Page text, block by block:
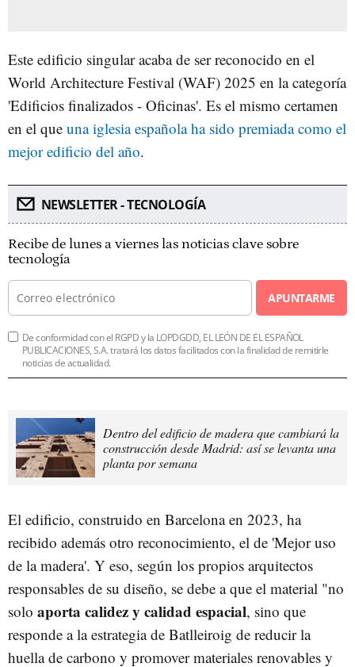
Este edificio singular acaba de ser reconocido en el
World Architecture Festival (WAF) 2025 en la categoría
'Edificios finalizados - Oficinas'. Es el mismo certamen
en el que una iglesia española ha sido premiada como el
mejor edificio del año.
NEWSLETTER - TECNOLOGÍA
Recibe de lunes a viernes las noticias clave sobre
tecnología
APUNTARME
De conformidad con el RGPD y la LOPDGDD, EL LEÓN DE EL ESPAÑOL
PUBLICACIONES, S.A. tratará los datos facilitados con la finalidad de remitirle
noticias de actualidad.
Dentro del edificio de madera que cambiará la
construcción desde Madrid: así se levanta una
planta por semana
El edificio, construido en Barcelona en 2023, ha
recibido además otro reconocimiento, el de 'Mejor uso
de la madera'. Y eso, según los propios arquitectos
responsables de su diseño, se debe a que el material "no
solo aporta calidez y calidad espacial, sino que
responde a la estrategia de Batlleiroig de reducir la
huella de carbono y promover materiales renovables y